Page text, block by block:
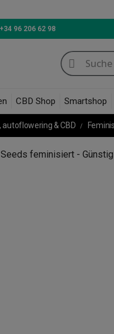
LED
96 206 62 98
CBD Shop Smartshop
& CBD